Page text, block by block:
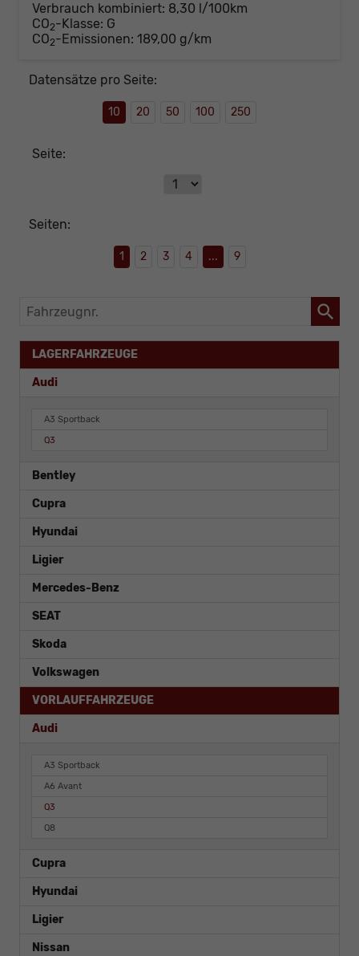
Verbrauch kombiniert: 8,30 l/100km
CO2-Klasse: G
CO2-Emissionen: 189,00 g/km
Datensätze pro Seite:
10 20 50 100 250
Seite:
Seiten:
1 2 3 4 ... 9
Fahrzeugnr.
LAGERFAHRZEUGE
Audi
A3 Sportback
Q3
Bentley
Cupra
Hyundai
Ligier
Mercedes-Benz
SEAT
Skoda
Volkswagen
VORLAUFFAHRZEUGE
Audi
A3 Sportback
A6 Avant
Q3
Q8
Cupra
Hyundai
Ligier
Nissan